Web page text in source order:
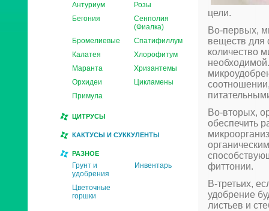
Антуриум
Розы
Бегония
Сенполия
(Фиалка)
Бромелиевые
Спатифиллум
Калатея
Хлорофитум
Маранта
Хризантемы
Орхидеи
Цикламены
Примула
ЦИТРУСЫ
КАКТУСЫ И СУККУЛЕНТЫ
РАЗНОЕ
Грунт и
удобрения
Инвентарь
Цветочные
горшки
цели.
Во-первых,
веществ для
количество
Во-вторых,
обеспечить
фиттонии.
В-третьих,
удобрение
листьев и